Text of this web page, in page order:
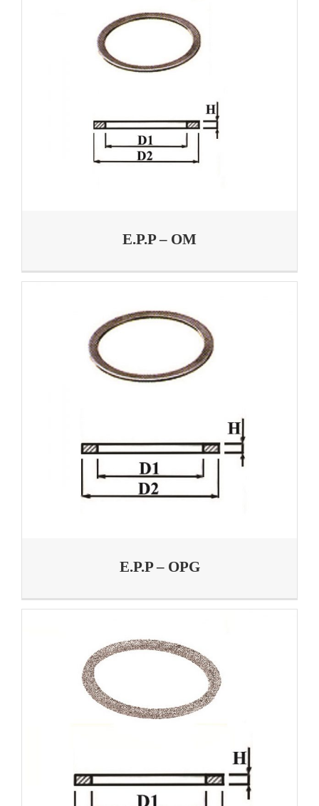
E.P.P – OM
E.P.P – OPG